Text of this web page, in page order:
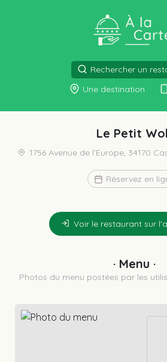
Rechercher un
Une destination
Le Petit
1756 Avenue de l'Europe, 34170
Réservez en
Voir le restaurant sur
· Menu ·
Photos du menu postées par les